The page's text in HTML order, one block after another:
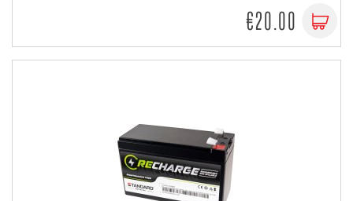
€20.00